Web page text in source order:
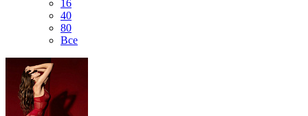
16
40
80
Все